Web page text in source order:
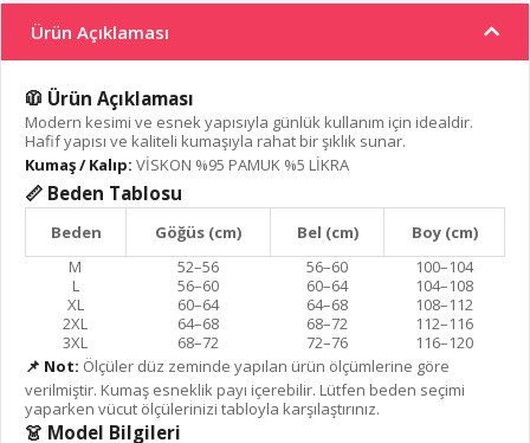
Ürün Açıklaması
🧥 Ürün Açıklaması
Modern kesimi ve esnek yapısıyla günlük kullanım için idealdir.
Hafif yapısı ve kaliteli kumaşıyla rahat bir şıklık sunar.
Kumaş / Kalıp: VİSKON %95 PAMUK %5 LİKRA
📏 Beden Tablosu
Beden Göğüs (cm) Bel (cm)
Boy (cm)
M
52–56 56–60
100–104
L
56–60 60–64
104–108
XL
60–64 64–68
108–112
2XL
64–68 68–72
112–116
3XL
68–72 72–76
116–120
📌 Not: Ölçüler düz zeminde yapılan ürün ölçümlerine göre
verilmiştir. Kumaş esneklik payı içerebilir. Lütfen beden seçimi
yaparken vücut ölçülerinizi tabloyla karşılaştırınız.
👗 Model Bilgileri